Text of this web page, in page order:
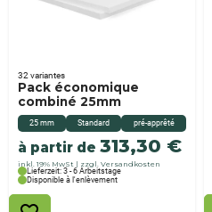
25 mm Standard pré-apprêté
Pack économique
combiné 25mm
à partir de313,30 €
inkl. 19% MwSt zzgl. Versandkosten
32 variantes
Lieferzeit: 3 - 6 Arbeitstage
Disponible à l'enlèvement